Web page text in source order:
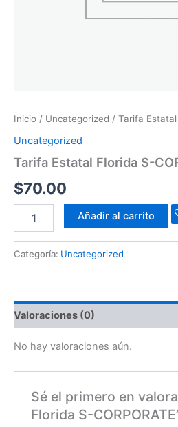
Inicio / Uncategorized / Tarifa Estatal
Uncategorized
Tarifa Estatal Florida S-
$70.00
Añadir al carrito
Categoría: Uncategorized
Valoraciones (0)
No hay valoraciones aún.
Sé el primero en
Florida S-